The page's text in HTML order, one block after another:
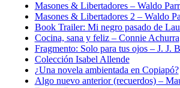
Masones & Libertadores – Waldo
Masones & Libertadores 2 – Waldo
Book Trailer: Mi negro pasado de
Cocina, sana y feliz – Connie Achurra
Fragmento: Solo para tus ojos – J. J.
Colección Isabel Allende
¿Una novela ambientada en Copiapó?
Algo nuevo anterior (recuerdos) –